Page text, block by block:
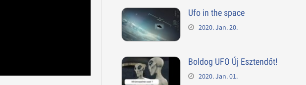
Ufo in the space
2020. Jan. 20.
Boldog UFO Új Esztendőt!
2020. Jan. 01.